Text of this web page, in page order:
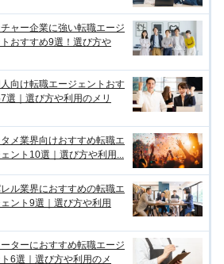
ャー企業に強い転職エージ
トおすすめ9選！選び方や
向け転職エージェントおす
選｜選び方や利用のメリ
メ業界向けおすすめ転職エ
ント10選｜選び方や利用...
ル業界におすすめの転職エ
ント9選｜選び方や利用
ターにおすすめ転職エージ
ト6選｜選び方や利用のメ